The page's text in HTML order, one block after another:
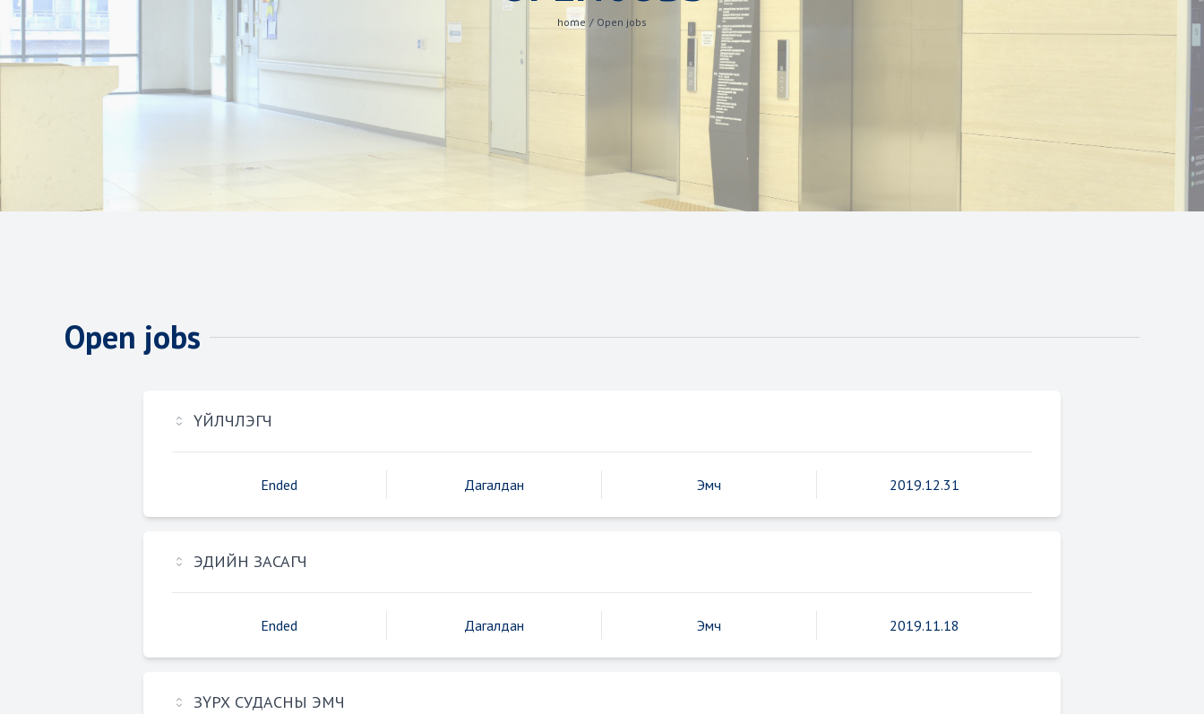
home / Open jobs
Open jobs
ҮЙЛЧЛЭГЧ
Ended Дагалдан Эмч 2019.12.31
ЭДИЙН ЗАСАГЧ
Ended Дагалдан Эмч 2019.11.18
ЗҮРХ СУДАСНЫ ЭМЧ